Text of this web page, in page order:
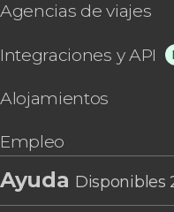
Agencias de viajes
Integraciones y API
Alojamientos
Empleo
Ayuda Disponibles